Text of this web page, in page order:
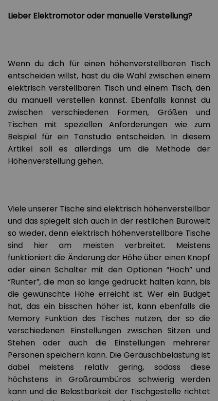
Lieber Elektromotor oder manuelle Verstellung?
Wenn du dich für einen höhenverstellbaren Tisch
entscheiden willst, hast du die Wahl zwischen einem
elektrisch verstellbaren Tisch und einem Tisch, den
du manuell verstellen kannst. Ebenfalls kannst du
zwischen verschiedenen Formen, Größen und
Tischen mit speziellen Anforderungen wie zum
Beispiel für ein Tonstudio entscheiden. In diesem
Artikel soll es allerdings um die Methode der
Höhenverstellung gehen.
Viele unserer Tische sind elektrisch höhenverstellbar
und das spiegelt sich auch in der restlichen Bürowelt
so wieder, denn elektrisch höhenverstellbare Tische
sind hier am meisten verbreitet. Meistens
funktioniert die Änderung der Höhe über einen Knopf
oder einen Schalter mit den Optionen “Hoch” und
“Runter”, die man so lange gedrückt halten kann, bis
die gewünschte Höhe erreicht ist. Wer ein Budget
hat, das ein bisschen höher ist, kann ebenfalls die
Memory Funktion des Tisches nutzen, der so die
verschiedenen Einstellungen zwischen Sitzen und
Stehen oder auch die Einstellungen mehrerer
Personen speichern kann. Die Geräuschbelastung ist
dabei meistens relativ gering, sodass diese
höchstens in Großraumbüros schwierig werden
kann und die Belastbarkeit der Tischgestelle richtet